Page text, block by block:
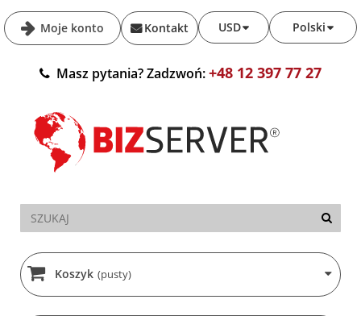
Moje konto Polski
USD
Kontakt
Masz pytania? Zadzwoń:+48 12 397 77 27
Koszyk (pusty)